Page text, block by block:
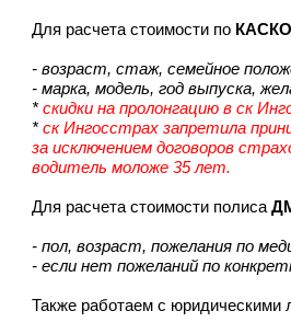
Для расчета стоимости по КАСКО
- возраст, стаж, семейное
- марка, модель, год выпуска,
*скидки на пролонгацию в ск
*ск Ингосстрах запретила
за исключением договоров
водитель моложе 35 лет.
Для расчета стоимости полиса
- пол, возраст, пожелания по
- если нет пожеланий по
Также работаем с юридическими